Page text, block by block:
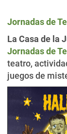
Jornadas de
La Casa de la
Jornadas de
teatro,
juegos de